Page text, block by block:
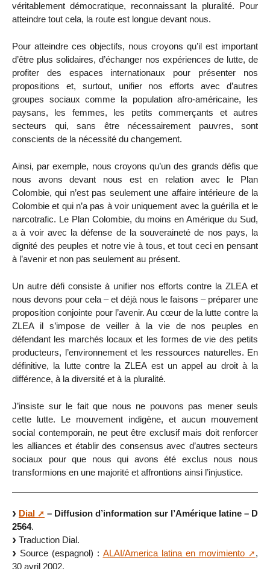
véritablement démocratique, reconnaissant la pluralité. Pour
atteindre tout cela, la route est longue devant nous.
Pour atteindre ces objectifs, nous croyons qu’il est important
d’être plus solidaires, d’échanger nos expériences de lutte, de
profiter des espaces internationaux pour présenter nos
propositions et, surtout, unifier nos efforts avec d’autres
groupes sociaux comme la population afro-américaine, les
paysans, les femmes, les petits commerçants et autres
secteurs qui, sans être nécessairement pauvres, sont
conscients de la nécessité du changement.
Ainsi, par exemple, nous croyons qu’un des grands défis que
nous avons devant nous est en relation avec le Plan
Colombie, qui n’est pas seulement une affaire intérieure de la
Colombie et qui n’a pas à voir uniquement avec la guérilla et le
narcotrafic. Le Plan Colombie, du moins en Amérique du Sud,
a à voir avec la défense de la souveraineté de nos pays, la
dignité des peuples et notre vie à tous, et tout ceci en pensant
à l’avenir et non pas seulement au présent.
Un autre défi consiste à unifier nos efforts contre la ZLEA et
nous devons pour cela – et déjà nous le faisons – préparer une
proposition conjointe pour l’avenir. Au cœur de la lutte contre la
ZLEA il s’impose de veiller à la vie de nos peuples en
défendant les marchés locaux et les formes de vie des petits
producteurs, l’environnement et les ressources naturelles. En
définitive, la lutte contre la ZLEA est un appel au droit à la
différence, à la diversité et à la pluralité.
J’insiste sur le fait que nous ne pouvons pas mener seuls
cette lutte. Le mouvement indigène, et aucun mouvement
social contemporain, ne peut être exclusif mais doit renforcer
les alliances et établir des consensus avec d’autres secteurs
sociaux pour que nous qui avons été exclus nous nous
transformions en une majorité et affrontions ainsi l’injustice.
Dial
– Diffusion d’information sur l’Amérique latine – D
2564.
Traduction Dial.
Source (espagnol) : ALAI/America latina en movimiento
,
30 avril 2002.